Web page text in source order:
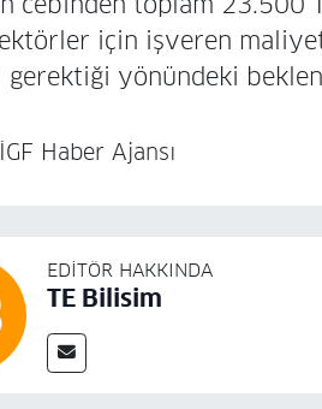
için işveren
gerektiği yönündeki
İGF Haber Ajansı
EDITÖR HAKKINDA
TE Bilisim